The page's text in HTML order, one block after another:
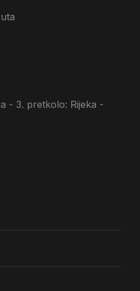
- 3. pretkolo: Rijeka -